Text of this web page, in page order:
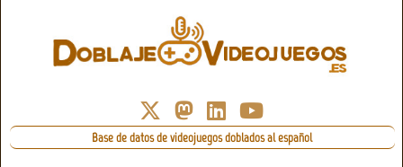
Base de datos de videojuegos doblados al español